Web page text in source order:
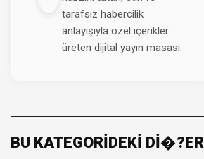
tarafsız habercilik
anlayışıyla özel içerikler
üreten dijital yayın masası.
BU KATEGORİDEKİ Dİ�?ER